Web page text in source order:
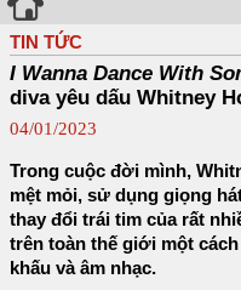
TIN TỨC
I Wanna Dance With
diva yêu dấu Whitney
04/01/2023
Trong cuộc đời mình,
mệt mỏi, sử dụng giọng
thay đổi trái tim của rất
trên toàn thế giới một
khấu và âm nhạc.